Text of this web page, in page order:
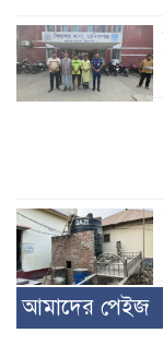
আমাদের পেইজ